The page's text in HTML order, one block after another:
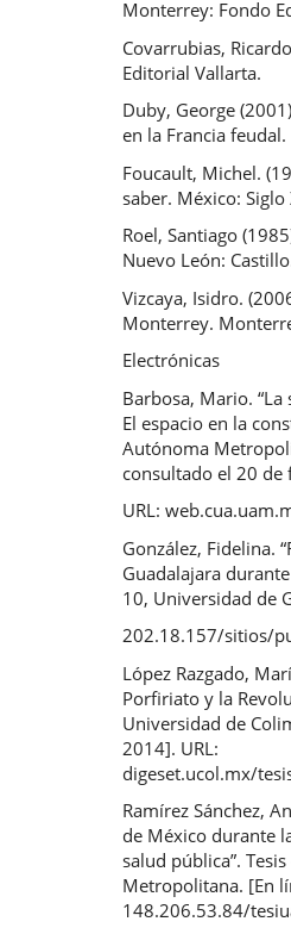
Monterrey: Fondo
Covarrubias,
Editorial Vallarta.
Duby, George
en la Francia
Foucault, Michel.
saber. México: Siglo
Roel, Santiago
Nuevo León:
Vizcaya, Isidro.
Monterrey.
Electrónicas
Barbosa, Mario.
El espacio en la
Autónoma
consultado el 20
URL:
González, Fidelina.
Guadalajara
10, Universidad de
202.18.157/sitios/
López Razgado,
Porfiriato y la
Universidad de
2014]. URL:
digeset.ucol.mx/
Ramírez Sánchez,
de México durante
salud pública”.
Metropolitana. [En
148.206.53.84/